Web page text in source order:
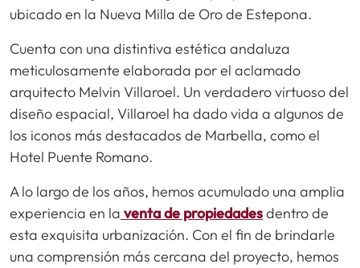
ubicado en la Nueva Milla de Oro de Estepona.
Cuenta con una distintiva estética andaluza
meticulosamente elaborada por el aclamado
arquitecto Melvin Villaroel. Un verdadero virtuoso del
diseño espacial, Villaroel ha dado vida a algunos de
los iconos más destacados de Marbella, como el
Hotel Puente Romano.
A lo largo de los años, hemos acumulado una amplia
experiencia en la venta de propiedadesdentro de
esta exquisita urbanización. Con el fin de brindarle
una comprensión más cercana del proyecto, hemos